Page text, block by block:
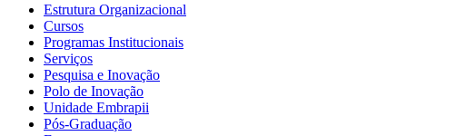
Estrutura Organizacional
Cursos
Programas Institucionais
Serviços
Pesquisa e Inovação
Polo de Inovação
Unidade Embrapii
Pós-Graduação